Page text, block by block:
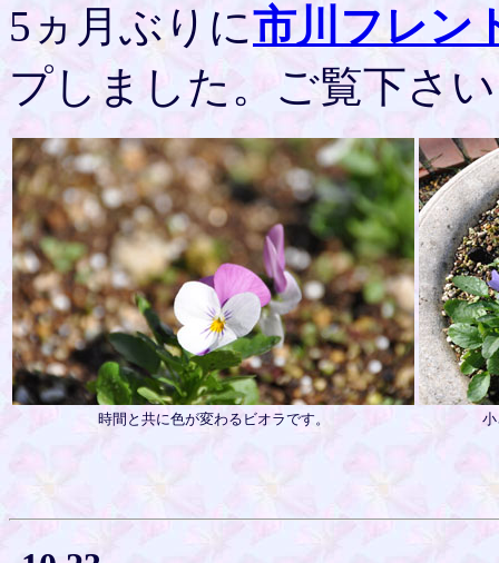
5ヵ月ぶりに市川フレン
プしました。ご覧下さ
時間と共に色が変わるビオラです。